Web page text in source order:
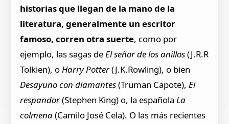
historias que llegan de la mano de la
literatura, generalmente un escritor
famoso, corren otra suerte, como por
ejemplo, las sagas deEl señor de los anillos(J.R.R
Tolkien), oHarry Potter(J.K.Rowling), o bien
Desayuno con diamantes(Truman Capote),El
respandor(Stephen King) o, la españolaLa
colmena(Camilo José Cela). O las más recientes